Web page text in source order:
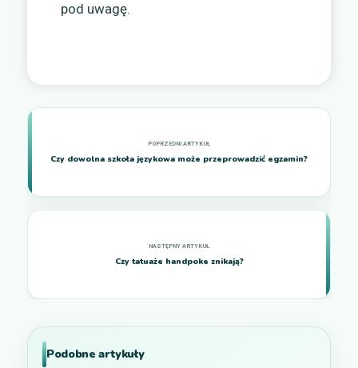
pod uwagę.
Czy dowolna szkoła językowa może przeprowadzić egzamin?
Czy tatuaże handpoke znikają?
Podobne artykuły